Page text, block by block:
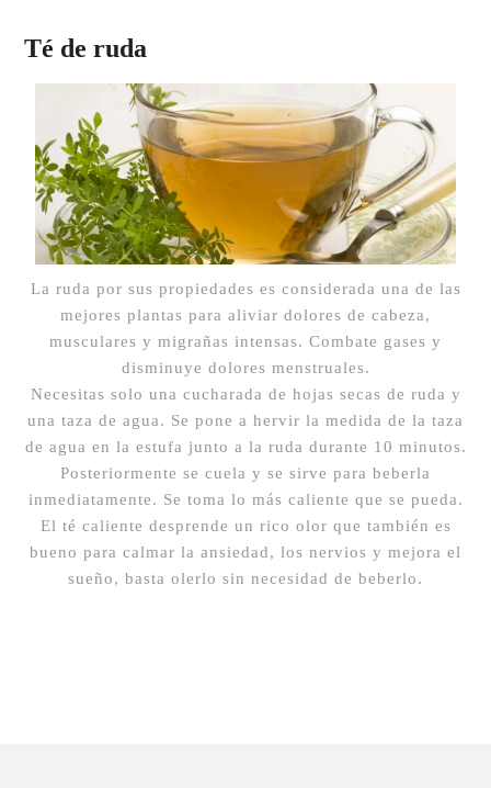
Té de ruda
La ruda por sus propiedades es considerada una de las
mejores plantas para aliviar dolores de cabeza,
musculares y migrañas intensas. Combate gases y
disminuye dolores menstruales.
Necesitas solo una cucharada de hojas secas de ruda y
una taza de agua. Se pone a hervir la medida de la taza
de agua en la estufa junto a la ruda durante 10 minutos.
Posteriormente se cuela y se sirve para beberla
inmediatamente. Se toma lo más caliente que se pueda.
El té caliente desprende un rico olor que también es
bueno para calmar la ansiedad, los nervios y mejora el
sueño, basta olerlo sin necesidad de beberlo.